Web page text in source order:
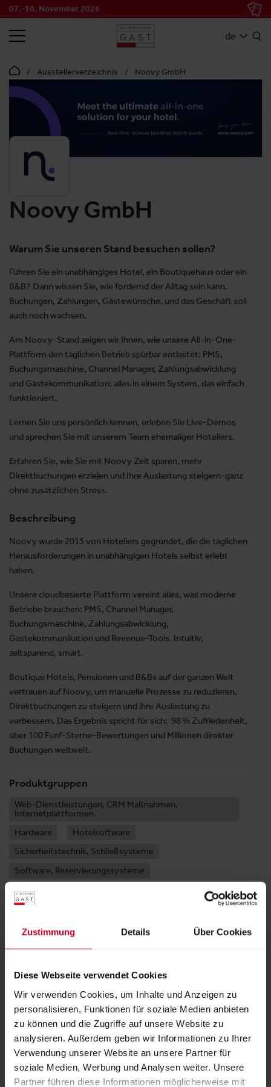
Zustimmung Details Über Cookies
Diese Webseite verwendet Cookies
Wir verwenden Cookies, um Inhalte und Anzeigen zu
personalisieren, Funktionen für soziale Medien anbieten
zu können und die Zugriffe auf unsere Website zu
analysieren. Außerdem geben wir Informationen zu Ihrer
Verwendung unserer Website an unsere Partner für
soziale Medien, Werbung und Analysen weiter. Unsere
Partner führen diese Informationen möglicherweise mit
07.-10. November 2026
de
SUCHEN
Ausstellerverzeichnis Noovy GmbH
Noovy GmbH
Warum Sie unseren Stand besuchen sollen?
Führen Sie ein unabhängiges Hotel, ein Boutiquehaus oder ein
B&B? Dann wissen Sie, wie fordernd der Alltag sein kann.
Buchungen, Zahlungen, Gästewünsche, und das Geschäft soll
auch noch wachsen.
Am Noovy-Stand zeigen wir Ihnen, wie unsere All-in-One-
Plattform den täglichen Betrieb spürbar entlastet: PMS,
Buchungsmaschine, Channel Manager, Zahlungsabwicklung
und Gästekommunikation: alles in einem System, das einfach
funktioniert.
Lernen Sie uns persönlich kennen, erleben Sie Live-Demos
und sprechen Sie mit unserem Team ehemaliger Hoteliers.
Erfahren Sie, wie Sie mit Noovy Zeit sparen, mehr
Direktbuchungen erzielen und Ihre Auslastung steigern-ganz
ohne zusätzlichen Stress.
Beschreibung
Noovy wurde 2015 von Hoteliers gegründet, die die täglichen
Herausforderungen in unabhängigen Hotels selbst erlebt
haben.
Unsere cloudbasierte Plattform vereint alles, was moderne
Betriebe brauchen: PMS, Channel Manager,
Buchungsmaschine, Zahlungsabwicklung,
Gästekommunikation und Revenue-Tools. Intuitiv,
zeitsparend, smart.
Boutique Hotels, Pensionen und B&Bs auf der ganzen Welt
vertrauen auf Noovy, um manuelle Prozesse zu reduzieren,
Direktbuchungen zu steigern und ihre Auslastung zu
verbessern. Das Ergebnis spricht für sich: 98 % Zufriedenheit,
über 100 Fünf-Sterne-Bewertungen und Millionen direkter
Buchungen weltweit.
Produktgruppen
Web-Dienstleistungen, CRM Maßnahmen,
Internetplattformen
Hardware
Hotelsoftware
Sicherheitstechnik, Schließsysteme
Software, Reservierungssysteme
Lieferziele
Belgien
Frankreich
Liechtenstein
Luxemburg
Galerie der Produkte und Dienstleistungen